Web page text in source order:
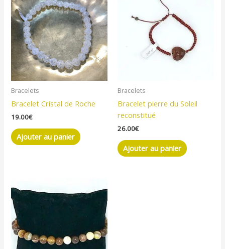
Bracelets
Bracelet Cristal de Roche
19.00€
Ajouter au panier
Bracelets
Bracelet pierre du Soleil
reconstitué
26.00€
Ajouter au panier